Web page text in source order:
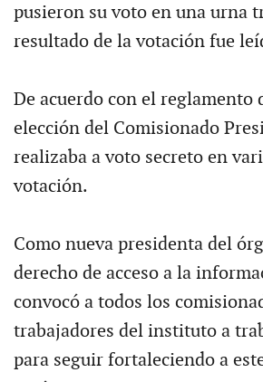
pusieron su voto en una urna
resultado de la votación fue
De acuerdo con el
elección del Comisionado
realizaba a voto secreto en
votación.
Como nueva presidenta del
derecho de acceso a la
convocó a todos los
trabajadores del instituto a
para seguir fortaleciendo a